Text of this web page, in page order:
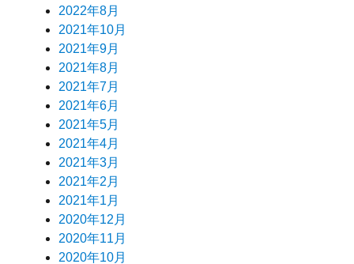
2022年8月
2021年10月
2021年9月
2021年8月
2021年7月
2021年6月
2021年5月
2021年4月
2021年3月
2021年2月
2021年1月
2020年12月
2020年11月
2020年10月